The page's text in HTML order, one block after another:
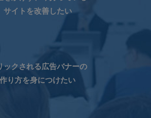
サイトを改善したい
ックされる広告バナーの
作り方を身につけたい